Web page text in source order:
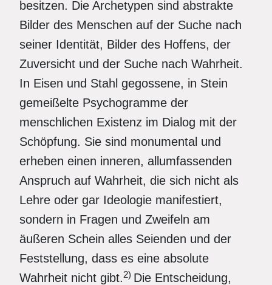
besitzen. Die Archetypen sind abstrakte
Bilder des Menschen auf der Suche nach
seiner Identität, Bilder des Hoffens, der
Zuversicht und der Suche nach Wahrheit.
In Eisen und Stahl gegossene, in Stein
gemeißelte Psychogramme der
menschlichen Existenz im Dialog mit der
Schöpfung. Sie sind monumental und
erheben einen inneren, allumfassenden
Anspruch auf Wahrheit, die sich nicht als
Lehre oder gar Ideologie manifestiert,
sondern in Fragen und Zweifeln am
äußeren Schein alles Seienden und der
Feststellung, dass es eine absolute
Wahrheit nicht gibt.2) Die Entscheidung,